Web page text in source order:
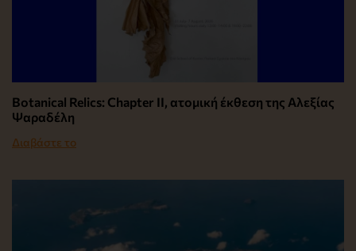
Botanical Relics: Chapter II, ατομική έκθεση της Αλεξίας
Ψαραδέλη
Διαβάστε το